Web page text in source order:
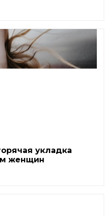
укладка
женщин